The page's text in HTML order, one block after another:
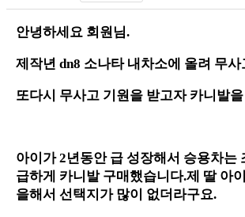
안녕하세요 회원님.
제작년 dn8 소나타 내차소에 올려 무사
또다시 무사고 기원을 받고자 카니발
아이가 2년동안 급 성장해서 승용차는
급하게 카니발 구매했습니다.제 딸 아
을해서 선택지가 많이 없더라구요.